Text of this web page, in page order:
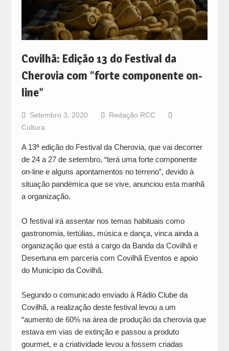
Covilhã: Edição 13 do Festival da
Cherovia com “forte componente on-
line”
Setembro 3, 2020
Redação RCC
Cultura
A 13ª edição do Festival da Cherovia, que vai decorrer
de 24 a 27 de setembro, “terá uma forte componente
on-line e alguns apontamentos no terreno”, devido à
situação pandémica que se vive, anunciou esta manhã
a organização.
O festival irá assentar nos temas habituais como
gastronomia, tertúlias, música e dança, vinca ainda a
organização que está a cargo da Banda da Covilhã e
Desertuna em parceria com Covilhã Eventos e apoio
do Município da Covilhã.
Segundo o comunicado enviado à Rádio Clube da
Covilhã, a realização deste festival levou a um
“aumento de 60% na área de produção da cherovia que
estava em vias de extinção e passou a produto
gourmet, e a criatividade levou a fossem criadas